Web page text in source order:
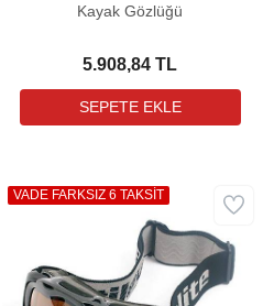
Kayak Gözlüğü
5.908,84 TL
VADE FARKSIZ 6 TAKSİT